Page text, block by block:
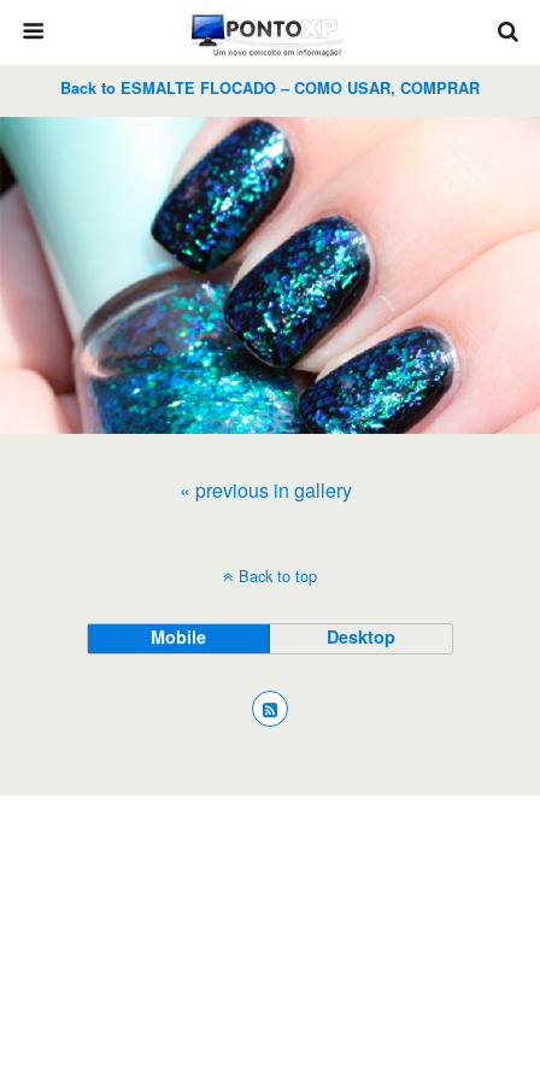
Back to ESMALTE FLOCADO – COMO USAR, COMPRAR
« previous in gallery
Back to top
Mobile Desktop